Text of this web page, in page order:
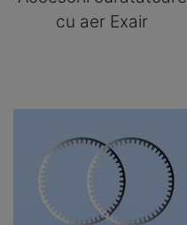
cu aer Exair